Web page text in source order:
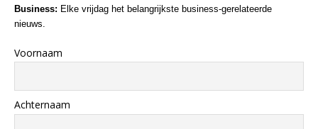
Business: Elke vrijdag het belangrijkste business-gerelateerde
nieuws.
Voornaam
Achternaam